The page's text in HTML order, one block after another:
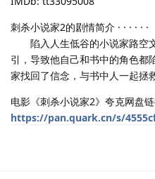
刺杀小说家2的剧情简介 · · · · · ·
陷入人生低谷的小说家路空
引，导致他自己和书中的角色都
家找回了信念，与书中人一起拯
电影《刺杀小说家2》夸克网盘链
https://pan.quark.cn/s/